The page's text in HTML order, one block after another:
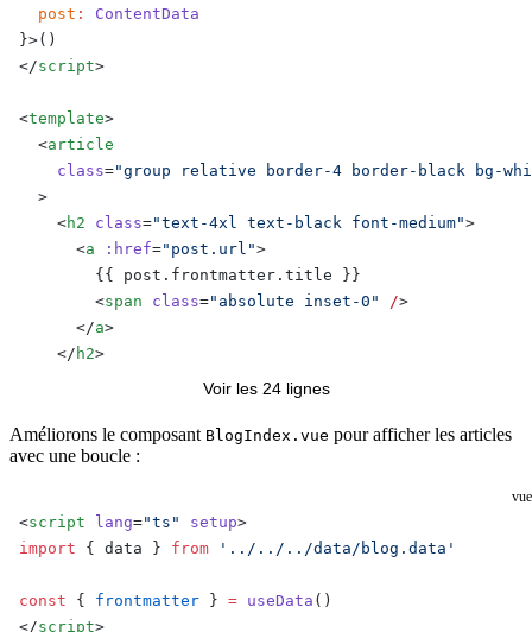
  post
:
ContentData
}>()
</script>
<template>
  <
article
    class
="group relative border-4 border-black bg-
  >
    <
h2 class="text-4xl text-black font-medium">
      <
a :href="post.url">
        {{ post.frontmatter.title }}
        <
span class="absolute inset-0" />
      </
a>
    </
h2>
      {{ post.frontmatter.description }}
    </
p>
Voir les 24 lignes
Améliorons le composant BlogIndex.vue pour afficher les articles
avec une boucle :
vue
<script lang="ts" setup>
import { data } from '../../../data/blog.data'
const { frontmatter } = useData ()
</script>